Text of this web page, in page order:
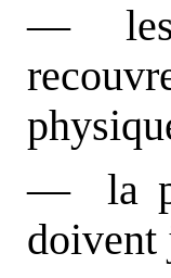
— les
— la
doivent